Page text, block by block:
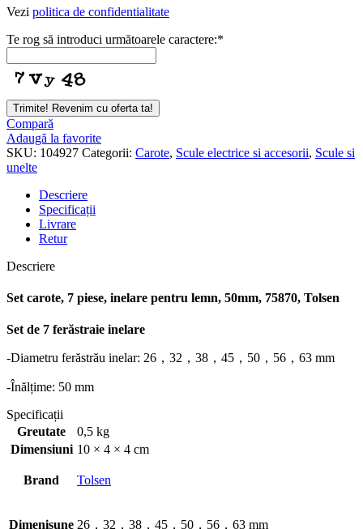
Vezi politica de confidentialitate
Te rog să introduci următoarele caractere:*
Trimite! Revenim cu oferta ta!
Compară
Adaugă la favorite
SKU: 104927 Categorii: Carote, Scule electrice si accesorii, Scule si
unelte
Descriere
Specificații
Livrare
Retur
Descriere
Set carote, 7 piese, inelare pentru lemn, 50mm, 75870, Tolsen
Set de 7 ferăstraie inelare
-Diametru ferăstrău inelar: 26，32，38，45，50，56，63 mm
-Înălțime: 50 mm
Specificații
Greutate
0,5 kg
Dimensiuni 10 × 4 × 4 cm
Brand Tolsen
Dimenisune 26，32，38，45，50，56，63 mm